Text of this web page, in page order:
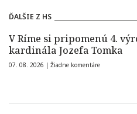
ĎALŠIE Z HS
V Ríme si pripomenú 4.
kardinála Jozefa Tomka
07. 08. 2026 | Žiadne komentáre